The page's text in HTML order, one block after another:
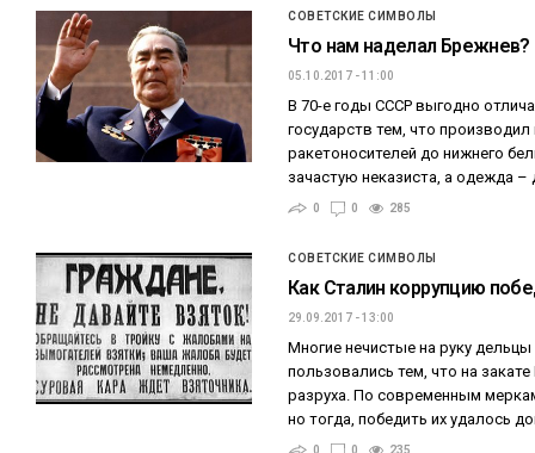
СОВЕТСКИЕ СИМВОЛЫ
Что нам наделал Брежнев?
05.10.2017 - 11:00
В 70-е годы СССР выгодно
государств тем, что производил
ракетоносителей до нижнего
зачастую неказиста, а одежда –
0 0 285
СОВЕТСКИЕ СИМВОЛЫ
Как Сталин коррупцию
29.09.2017 - 13:00
Многие нечистые на руку
пользовались тем, что на
разруха. По современным
но тогда, победить их удалось
0 0 235